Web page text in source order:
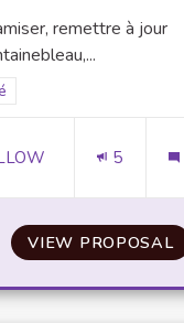
remettre à jour
et Citoyenneté
D'UN
5
VIEW PROPOSAL